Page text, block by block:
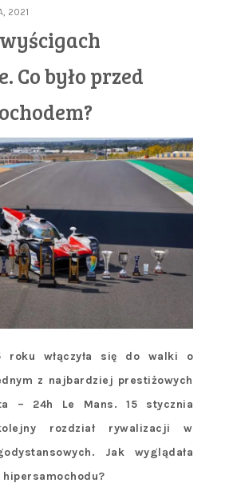
2021
Co było przed
roku włączyła się do walki o
z najbardziej prestiżowych
– 24h Le Mans. 15 stycznia
rozdział rywalizacji w
Jak wyglądała